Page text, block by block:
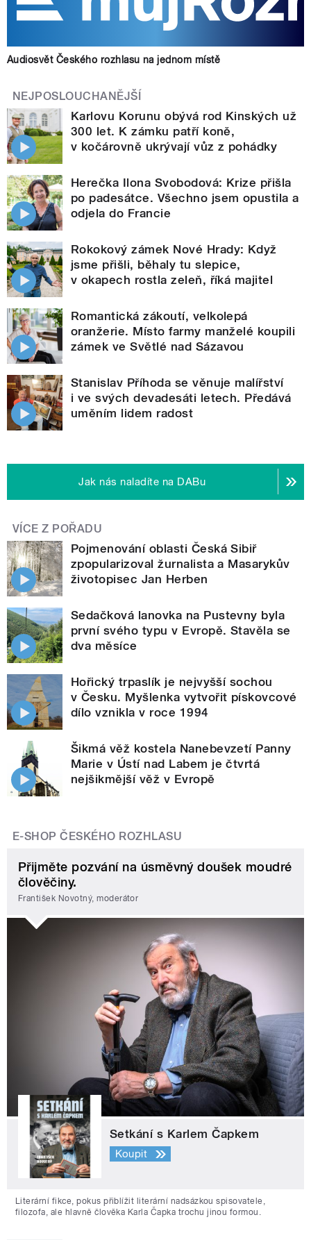
Audiosvět Českého rozhlasu na jednom místě
NEJPOSLOUCHANĚJŠÍ
Karlovu Korunu obývá rod Kinských už
300 let. K zámku patří koně,
v kočárovně ukrývají vůz z pohádky
Herečka Ilona Svobodová: Krize přišla
po padesátce. Všechno jsem opustila a
odjela do Francie
Rokokový zámek Nové Hrady: Když
jsme přišli, běhaly tu slepice,
v okapech rostla zeleň, říká majitel
Romantická zákoutí, velkolepá
oranžerie. Místo farmy manželé koupili
zámek ve Světlé nad Sázavou
Stanislav Příhoda se věnuje malířství
i ve svých devadesáti letech. Předává
uměním lidem radost
Jak nás naladíte na DABu
VÍCE Z POŘADU
Pojmenování oblasti Česká Sibiř
zpopularizoval žurnalista a Masarykův
životopisec Jan Herben
Sedačková lanovka na Pustevny byla
první svého typu v Evropě. Stavěla se
dva měsíce
Hořický trpaslík je nejvyšší sochou
v Česku. Myšlenka vytvořit pískovcové
dílo vznikla v roce 1994
Šikmá věž kostela Nanebevzetí Panny
Marie v Ústí nad Labem je čtvrtá
nejšikmější věž v Evropě
E-SHOP ČESKÉHO ROZHLASU
Přijměte pozvání na úsměvný doušek moudré
člověčiny.
František Novotný, moderátor
Setkání s Karlem Čapkem
Koupit
Literární fikce, pokus přiblížit literární nadsázkou spisovatele,
filozofa, ale hlavně člověka Karla Čapka trochu jinou formou.